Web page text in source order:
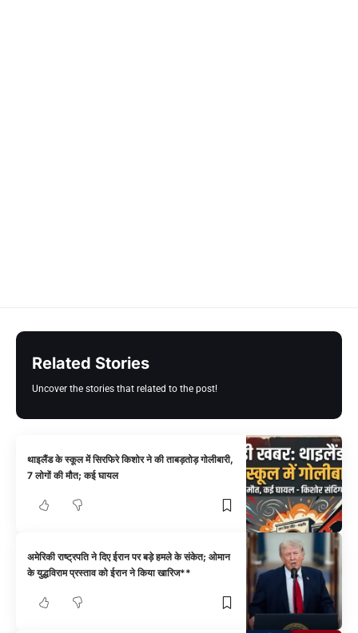
Related Stories
Uncover the stories that related to the post!
थाइलैंड के स्कूल में सिरफिरे किशोर ने की ताबड़तोड़ गोलीबारी,
7 लोगों की मौत; कई घायल
अमेरिकी राष्ट्रपति ने दिए ईरान पर बड़े हमले के संकेत; ओमान
के युद्धविराम प्रस्ताव को ईरान ने किया खारिज**